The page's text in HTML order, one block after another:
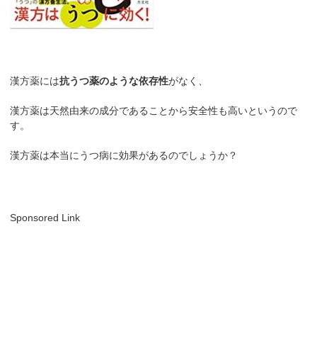
漢方薬には抗うつ薬のような依存性がなく、
漢方薬は天然由来の成分であることから安全性も高いというので
す。
漢方薬は本当にうつ病に効果があるのでしょうか？
Sponsored Link